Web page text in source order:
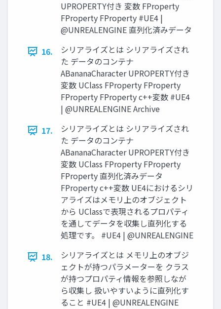
UPROPERTY付き 変数 FProperty
FProperty FProperty #UE4 |
@UNREALENGINE 直列化済みデータ
16.
シリアライズとは シリアライズされ
た データのコンテナ
ABananaCharacter UPROPERTY付き
変数 UClass FProperty FProperty
FProperty FProperty c++変数 #UE4
| @UNREALENGINE Archive
17.
シリアライズとは シリアライズされ
た データのコンテナ
ABananaCharacter UPROPERTY付き
変数 UClass FProperty FProperty
FProperty 直列化済みデータ
FProperty c++変数 UE4におけるシリ
アライズはメモリ上のオブジェクト
から UClassで表現されるプロパティ
を通してデータを収集し直列化する
処理です。 #UE4 | @UNREALENGINE
18.
シリアライズとは メモリ上のオブジ
ェクトが持つパラメーターを クラス
が持つプロパティ情報を参照しなが
ら収集し 扱いやすいように直列化す
ること #UE4 | @UNREALENGINE